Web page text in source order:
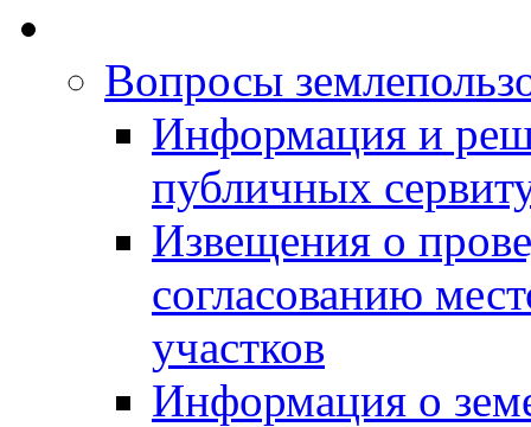
Вопросы
Информация и
публичных
Извещения о
согласованию
участков
Информация о